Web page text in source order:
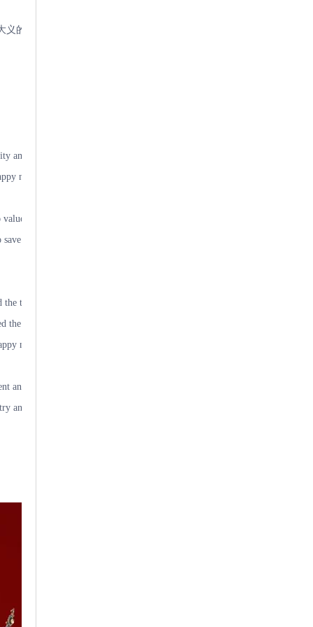
的少女形象，剧情曲折精巧、情理兼备，兼具戏曲艺术美感与家国温
among audiences. With dramatic and captivating plots, it tells the timeless
marriage.
wealth over virtue, forced the young couple to break their engagement.
him, she discarded her feminine attire, disguised herself as a man and
top title. By a strange twist of fate, she was chosen as the royal prince
princess. Eventually, the truth came to light. Moved by their sincere
match was also settled, bringing two blissful marriages to fruition.
and the wise debate on wedding night, the opera vividly portrays Feng
tender human warmth. Praised and passed down through generations, it